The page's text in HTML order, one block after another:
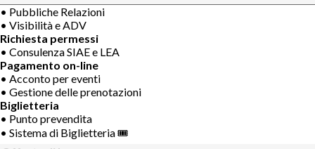
• Pubbliche Relazioni
• Visibilità e ADV
Richiesta permessi
• Consulenza SIAE e LEA
Pagamento on-line
• Acconto per eventi
• Gestione delle prenotazioni
Biglietteria
• Punto prevendita
• Sistema di Biglietteria 🎟